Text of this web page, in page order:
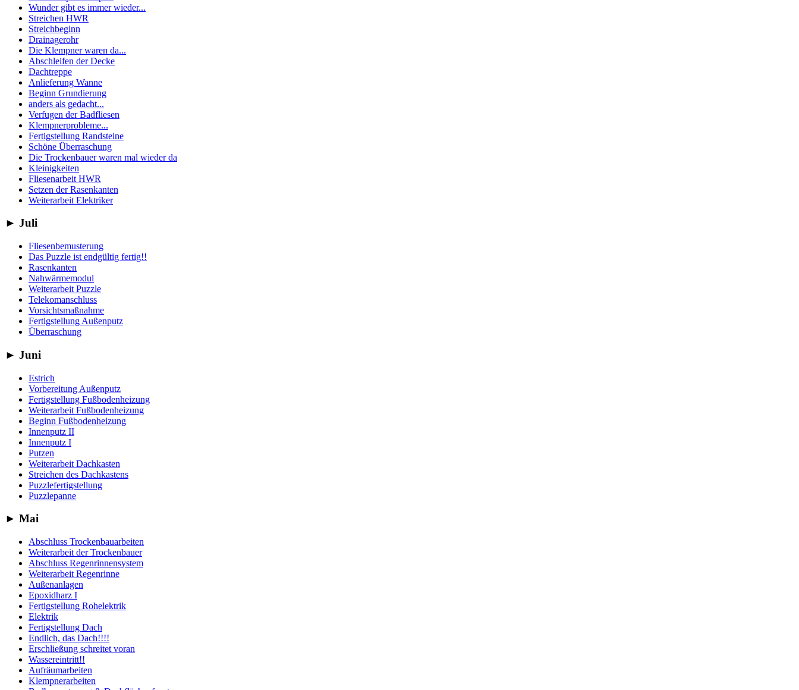
Wunder gibt es immer wieder...
Streichen HWR
Streichbeginn
Drainagerohr
Die Klempner waren da...
Abschleifen der Decke
Dachtreppe
Anlieferung Wanne
Beginn Grundierung
anders als gedacht...
Verfugen der Badfliesen
Klempnerprobleme...
Fertigstellung Randsteine
Schöne Überraschung
Die Trockenbauer waren mal wieder da
Kleinigkeiten
Fliesenarbeit HWR
Setzen der Rasenkanten
Weiterarbeit Elektriker
► Juli
Fliesenbemusterung
Das Puzzle ist endgültig fertig!!
Rasenkanten
Nahwärmemodul
Weiterarbeit Puzzle
Telekomanschluss
Vorsichtsmaßnahme
Fertigstellung Außenputz
Überraschung
► Juni
Estrich
Vorbereitung Außenputz
Fertigstellung Fußbodenheizung
Weiterarbeit Fußbodenheizung
Beginn Fußbodenheizung
Innenputz II
Innenputz I
Putzen
Weiterarbeit Dachkasten
Streichen des Dachkastens
Puzzlefertigstellung
Puzzlepanne
► Mai
Abschluss Trockenbauarbeiten
Weiterarbeit der Trockenbauer
Abschluss Regenrinnensystem
Weiterarbeit Regenrinne
Außenanlagen
Epoxidharz I
Fertigstellung Rohelektrik
Elektrik
Fertigstellung Dach
Endlich, das Dach!!!!
Erschließung schreitet voran
Wassereintritt!!
Aufräumarbeiten
Klempnerarbeiten